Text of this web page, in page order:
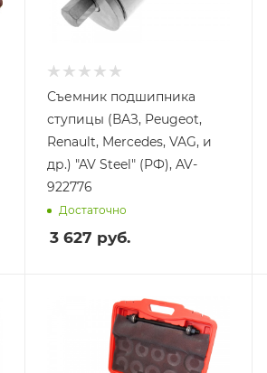
Съемник подшипника
ступицы (ВАЗ, Peugeot,
Renault, Mercedes, VAG, и
др.) "AV Steel" (РФ), AV-
922776
Достаточно
3 627 руб.